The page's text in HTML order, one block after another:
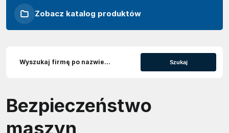
Zobacz katalog produktów
Szukaj
Bezpieczeństwo
maszyn